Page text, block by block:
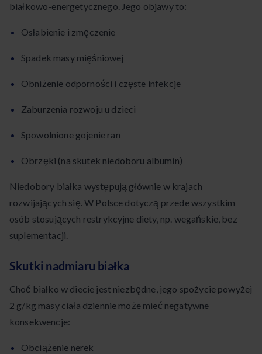
białkowo-energetycznego. Jego objawy to:
Osłabienie i zmęczenie
Spadek masy mięśniowej
Obniżenie odporności i częste infekcje
Zaburzenia rozwoju u dzieci
Spowolnione gojenie ran
Obrzęki (na skutek niedoboru albumin)
Niedobory białka występują głównie w krajach
rozwijających się. W Polsce dotyczą przede wszystkim
osób stosujących restrykcyjne diety, np. wegańskie, bez
suplementacji.
Skutki nadmiaru białka
Choć białko w diecie jest niezbędne, jego spożycie powyżej
2 g/kg masy ciała dziennie może mieć negatywne
konsekwencje:
Obciążenie nerek